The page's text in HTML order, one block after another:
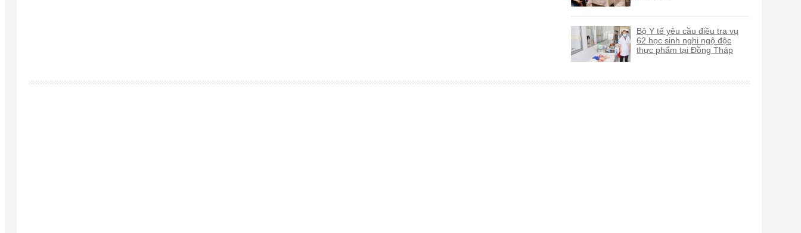
Bộ Y tế yêu cầu điều tra vụ
62 học sinh nghi ngộ độc
thực phẩm tại Đồng Tháp